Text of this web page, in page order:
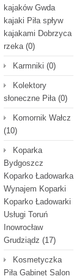
kajaków Gwda
kajaki Piła spływ
kajakami Dobrzyca
rzeka(0)
Karmniki (0)
Kolektory
słoneczne Piła(0)
Komornik Wałcz
(10)
Koparka
Bydgoszcz
Koparko Ładowarka
Wynajem Koparki
Koparko Ładowarki
Usługi Toruń
Inowrocław
Grudziądz (17)
Kosmetyczka
Piła Gabinet Salon